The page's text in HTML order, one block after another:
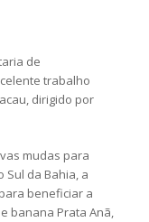
de
trabalho
dirigido por
mudas para
Sul da Bahia, a
beneficiar a
banana Prata Anã,